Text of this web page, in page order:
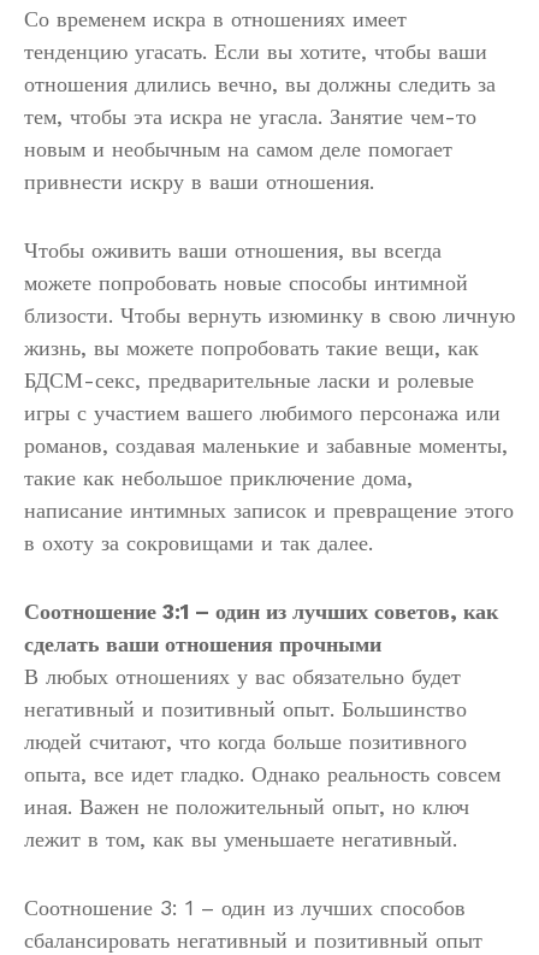
Со временем искра в отношениях имеет
тенденцию угасать. Если вы хотите, чтобы ваши
отношения длились вечно, вы должны следить за
тем, чтобы эта искра не угасла. Занятие чем-то
новым и необычным на самом деле помогает
привнести искру в ваши отношения.
Чтобы оживить ваши отношения, вы всегда
можете попробовать новые способы интимной
близости. Чтобы вернуть изюминку в свою личную
жизнь, вы можете попробовать такие вещи, как
БДСМ-секс, предварительные ласки и ролевые
игры с участием вашего любимого персонажа или
романов, создавая маленькие и забавные моменты,
такие как небольшое приключение дома,
написание интимных записок и превращение этого
в охоту за сокровищами и так далее.
Соотношение 3:1 – один из лучших советов, как
сделать ваши отношения прочными
В любых отношениях у вас обязательно будет
негативный и позитивный опыт. Большинство
людей считают, что когда больше позитивного
опыта, все идет гладко. Однако реальность совсем
иная. Важен не положительный опыт, но ключ
лежит в том, как вы уменьшаете негативный.
Соотношение 3: 1 – один из лучших способов
сбалансировать негативный и позитивный опыт